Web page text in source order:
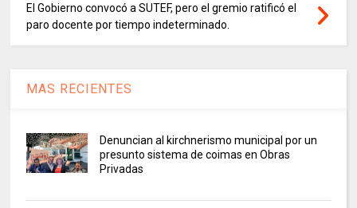
El Gobierno convocó a SUTEF, pero el gremio ratificó el
paro docente por tiempo indeterminado.
MAS RECIENTES
Denuncian al kirchnerismo municipal por un
presunto sistema de coimas en Obras
Privadas